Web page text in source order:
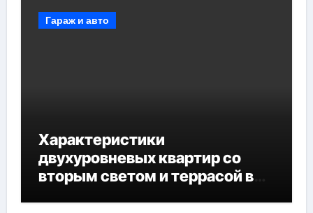
Гараж и авто
Характеристики
двухуровневых квартир со
вторым светом и террасой в